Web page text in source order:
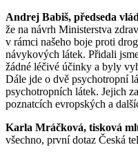
Andrej Babiš, předseda
že na návrh Ministerstva
v rámci našeho boje proti
návykových látek. Přidali
žádné léčivé účinky a byly
Dále jde o dvě psychotropní
psychotropních látek. Jejich
poznatcích evropských a
Karla Mráčková, tisková
všechno, první dotaz Česká